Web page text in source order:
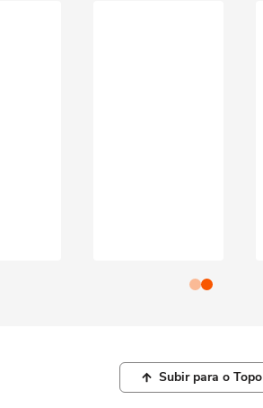
Subir para o Topo